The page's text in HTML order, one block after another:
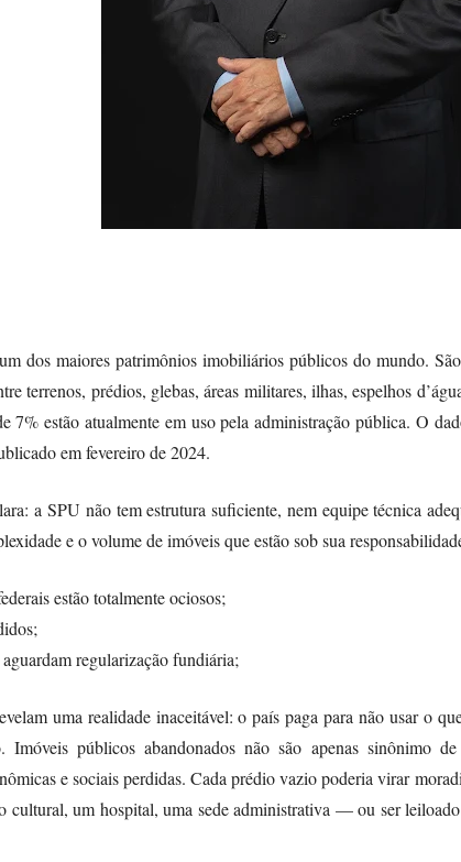
dos maiores patrimônios imobiliários públicos do mundo.
terrenos, prédios, glebas, áreas militares, ilhas, espelhos
7% estão atualmente em uso pela administração pública. O
em fevereiro de 2024.
a SPU não tem estrutura suficiente, nem equipe técnica
e o volume de imóveis que estão sob sua
estão totalmente ociosos;
regularização fundiária;
uma realidade inaceitável: o país paga para não usar o
Imóveis públicos abandonados não são apenas sinônimo
e sociais perdidas. Cada prédio vazio poderia virar
cultural, um hospital, uma sede administrativa — ou ser